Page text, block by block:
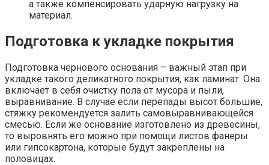
а также компенсировать ударную нагрузку на
материал.
Подготовка к укладке покрытия
Подготовка чернового основания – важный этап при
укладке такого деликатного покрытия, как ламинат. Она
включает в себя очистку пола от мусора и пыли,
выравнивание. В случае если перепады высот большие,
стяжку рекомендуется залить самовыравнивающейся
смесью. Если же основание изготовлено из древесины,
то выровнять его можно при помощи листов фанеры
или гипсокартона, которые будут закреплены на
половицах.